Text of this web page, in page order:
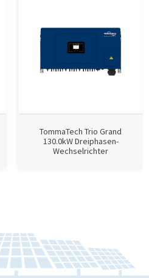
TommaTech Trio Grand
130.0kW Dreiphasen-
Wechselrichter